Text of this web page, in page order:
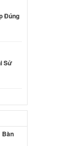
Đúng
Sử
Bàn